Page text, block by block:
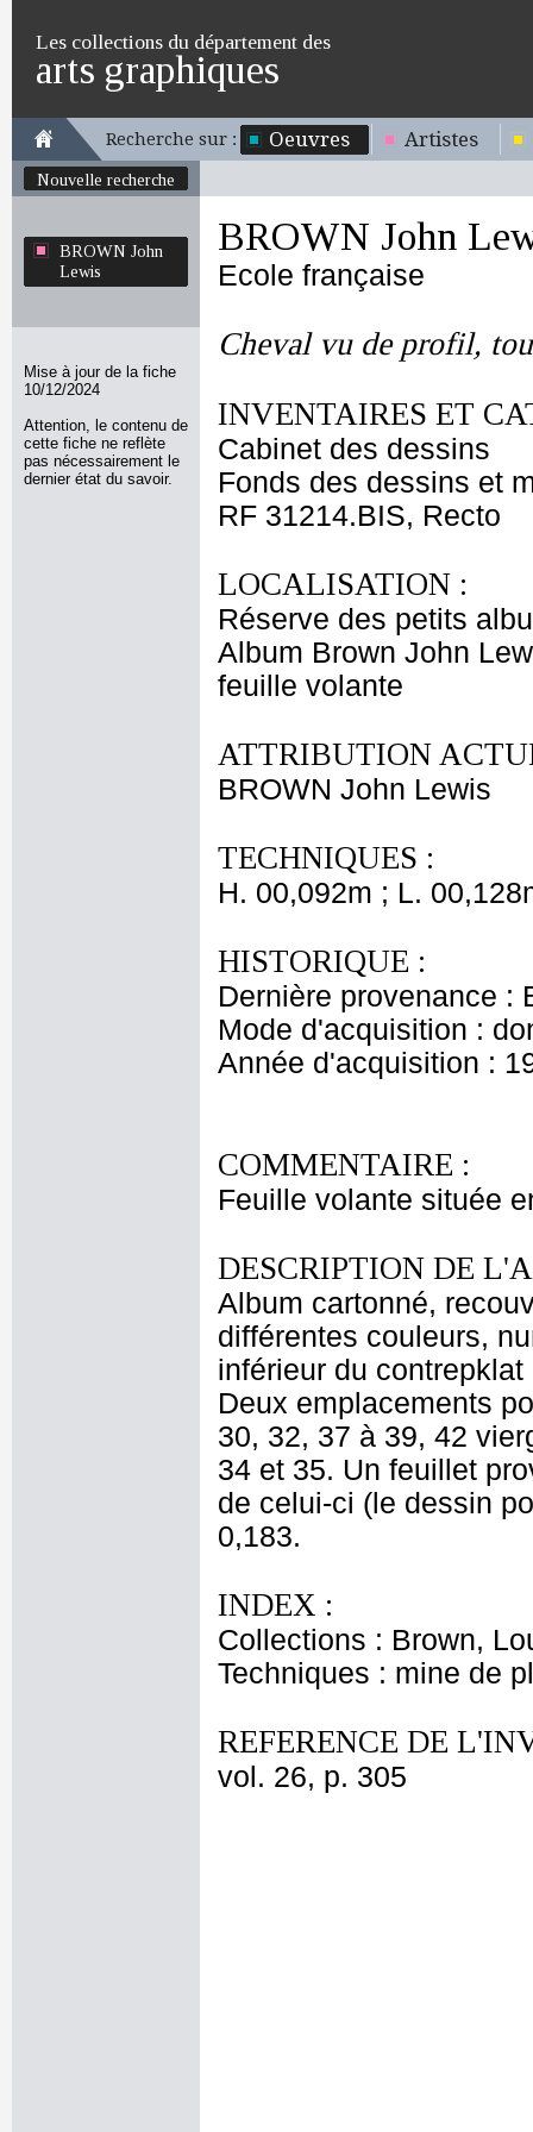
Les collections du département des
arts graphiques
Recherche sur : Oeuvres Artistes
Nouvelle recherche
BROWN John
Lewis
Mise à jour de la fiche
10/12/2024
Attention, le contenu de
cette fiche ne reflète
pas nécessairement le
dernier état du savoir.
BROWN John
Ecole française
Cheval vu de profil,
INVENTAIRES ET
Cabinet des dessins
Fonds des dessins et
RF 31214.BIS, Recto
LOCALISATION :
Réserve des petits
Album Brown John
feuille volante
ATTRIBUTION
BROWN John Lewis
TECHNIQUES :
H. 00,092m ; L.
HISTORIQUE :
Dernière provenance :
Mode d'acquisition :
Année d'acquisition :
COMMENTAIRE :
Feuille volante située
DESCRIPTION DE
Album cartonné,
différentes couleurs,
inférieur du
Deux emplacements
30, 32, 37 à 39, 42
34 et 35. Un feuillet
de celui-ci (le dessin
0,183.
INDEX :
Collections : Brown,
Techniques : mine de
REFERENCE DE
vol. 26, p. 305